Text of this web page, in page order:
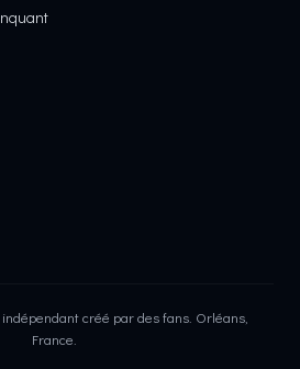
créé par des fans. Orléans,
France.